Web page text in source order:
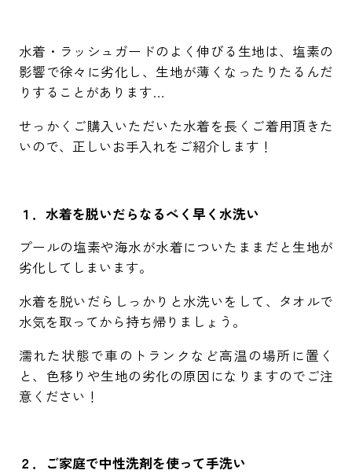
水着・ラッシュガードのよく伸びる生地は、塩素の
影響で徐々に劣化し、生地が薄くなったりたるんだ
りすることがあります…
せっかくご購入いただいた水着を長くご着用頂きた
いので、正しいお手入れをご紹介します！
１．水着を脱いだらなるべく早く水洗い
プールの塩素や海水が水着についたままだと生地が
劣化してしまいます。
水着を脱いだらしっかりと水洗いをして、タオルで
水気を取ってから持ち帰りましょう。
濡れた状態で車のトランクなど高温の場所に置く
と、色移りや生地の劣化の原因になりますのでご注
意ください！
２．ご家庭で中性洗剤を使って手洗い